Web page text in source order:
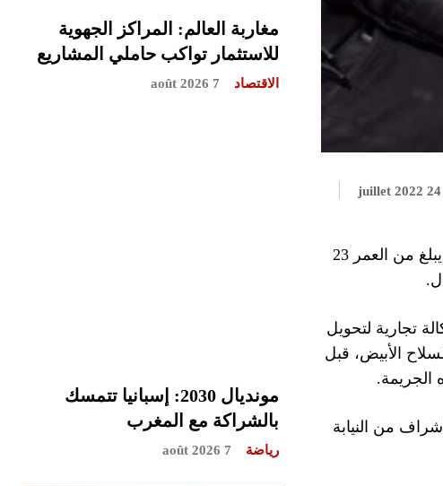
مغاربة العالم: المراكز الجهوية
للاستثمار تواكب حاملي المشاريع
الاقتصاد 7 août 2026
مونديال 2030: إسبانيا تتمسك
بالشراكة مع المغرب
رياضة 7 août 2026
24 juillet 2022
تمكنت عناصر الشرطة بالمنطقة الإقليمية للأمن بمدينة إمزورن، أمس السبت 23 يوليوز الجاري، من توقيف شخص يبلغ من العمر 23
تجارية لتحويل
الأبيض، قبل
الجريمة.
من النيابة